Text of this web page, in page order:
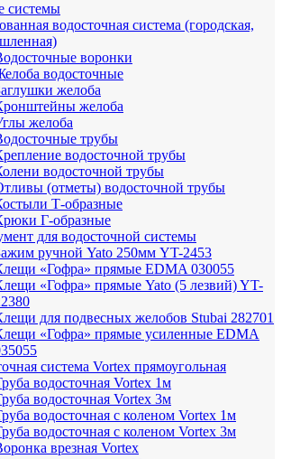
системы
водосточная система (городская,
воронки
водосточные
желоба
желоба
желоба
трубы
водосточной трубы
водосточной трубы
(отметы) водосточной трубы
Т-образные
Г-образные
для водосточной системы
ручной Yato 250мм YT-2453
«Гофра» прямые EDMA 030055
«Гофра» прямые Yato (5 лезвий) YT-
для подвесных желобов Stubai 282701
«Гофра» прямые усиленные EDMA
система Vortex прямоугольная
водосточная Vortex 1м
водосточная Vortex 3м
водосточная с коленом Vortex 1м
водосточная с коленом Vortex 3м
врезная Vortex